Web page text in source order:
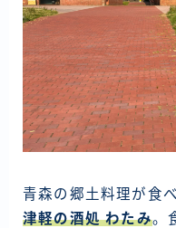
青森の郷土料理が食
津軽の酒処 わたみ。